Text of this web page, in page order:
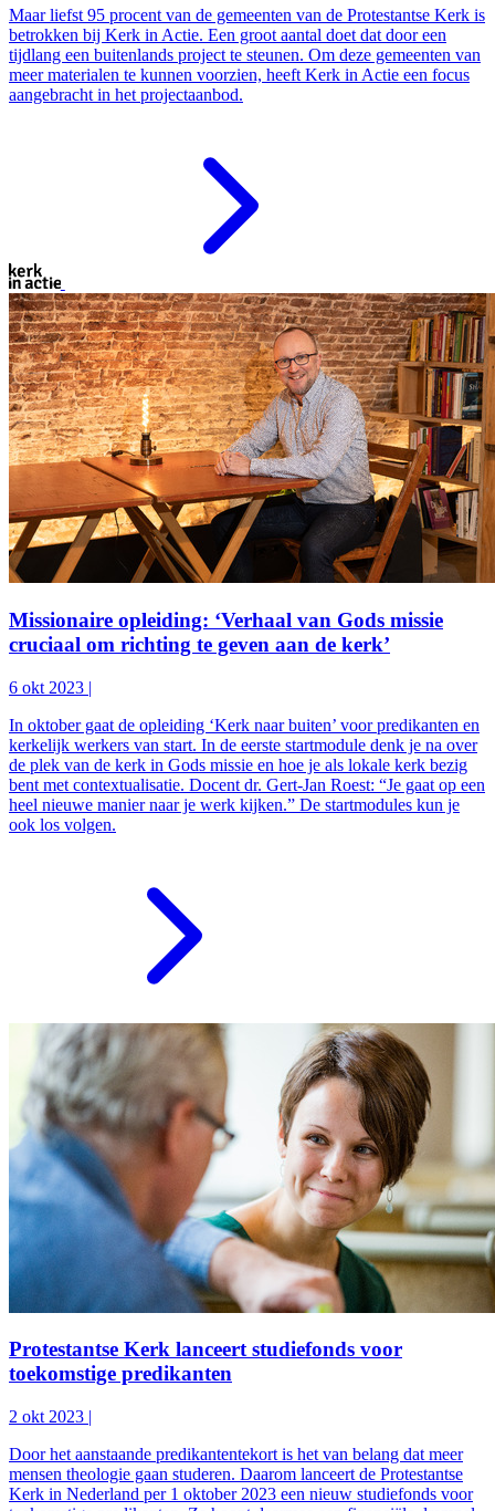
Maar liefst 95 procent van de gemeenten van de Protestantse Kerk is
betrokken bij Kerk in Actie. Een groot aantal doet dat door een
tijdlang een buitenlands project te steunen. Om deze gemeenten van
meer materialen te kunnen voorzien, heeft Kerk in Actie een focus
aangebracht in het projectaanbod.
Missionaire opleiding: ‘Verhaal van Gods missie
cruciaal om richting te geven aan de kerk’
6 okt 2023 |
In oktober gaat de opleiding ‘Kerk naar buiten’ voor predikanten en
kerkelijk werkers van start. In de eerste startmodule denk je na over
de plek van de kerk in Gods missie en hoe je als lokale kerk bezig
bent met contextualisatie. Docent dr. Gert-Jan Roest: “Je gaat op een
heel nieuwe manier naar je werk kijken.” De startmodules kun je
ook los volgen.
Protestantse Kerk lanceert studiefonds voor
toekomstige predikanten
2 okt 2023 |
Door het aanstaande predikantentekort is het van belang dat meer
mensen theologie gaan studeren. Daarom lanceert de Protestantse
Kerk in Nederland per 1 oktober 2023 een nieuw studiefonds voor